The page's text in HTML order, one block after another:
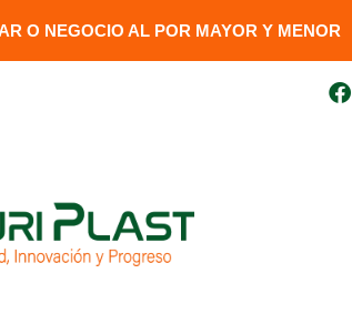
O NEGOCIO AL POR MAYOR Y MENOR​